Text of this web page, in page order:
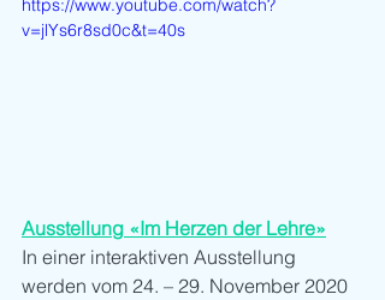
https://www.youtube.com/watch?
v=jlYs6r8sd0c&t=40s
Ausstellung «Im Herzen der Lehre»
In einer interaktiven Ausstellung
werden vom 24. – 29. November 2020